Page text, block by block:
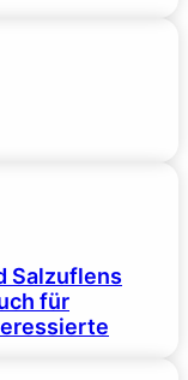
Salzuflens
für